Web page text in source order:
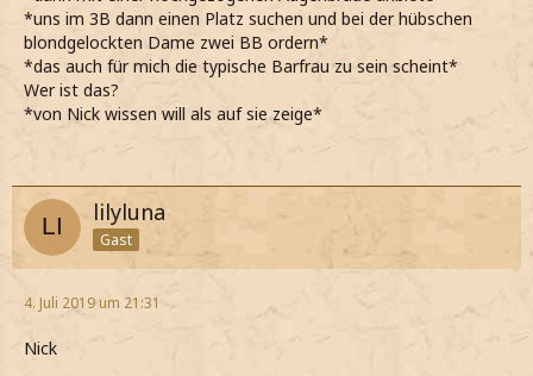
*uns im 3B dann einen Platz suchen und bei der hübschen
blondgelockten Dame zwei BB ordern*
*das auch für mich die typische Barfrau zu sein scheint*
Wer ist das?
*von Nick wissen will als auf sie zeige*
lilyluna
Gast
4. Juli 2019 um 21:31
Nick